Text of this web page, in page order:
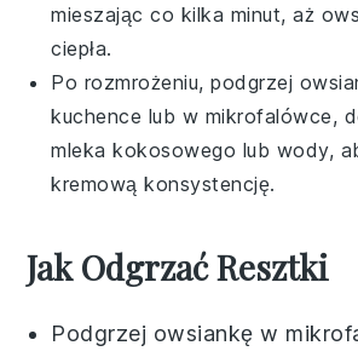
mieszając co kilka minut, aż
ciepła.
Po rozmrożeniu, podgrzej
kuchence lub w mikrofalówce,
mleka kokosowego lub wody,
kremową konsystencję.
Jak Odgrzać Resztki
Podgrzej owsiankę w